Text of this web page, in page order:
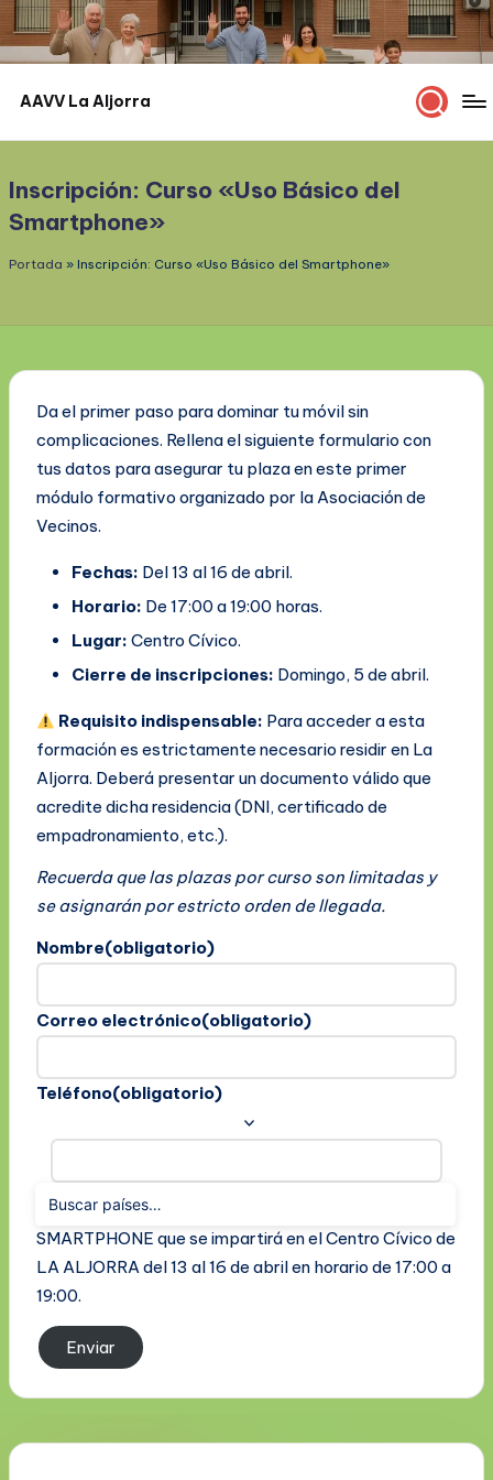
Saltar
contenido
AAVV La Aljorra
Aljorra
y
Inscripción: Curso «Uso Básico del
Smartphone»
Portada » Inscripción: Curso «Uso Básico del Smartphone»
Da el primer paso para dominar tu móvil sin
complicaciones. Rellena el siguiente formulario con
tus datos para asegurar tu plaza en este primer
módulo formativo organizado por la Asociación de
Vecinos.
Fechas: Del 13 al 16 de abril.
Horario: De 17:00 a 19:00 horas.
Lugar: Centro Cívico.
Cierre de inscripciones: Domingo, 5 de abril.
Requisito indispensable: Para acceder a esta
formación es estrictamente necesario residir en La
Aljorra. Deberá presentar un documento válido que
acredite dicha residencia (DNI, certificado de
empadronamiento, etc.).
Recuerda que las plazas por curso son limitadas y
se asignarán por estricto orden de llegada.
Nombre(obligatorio)
Correo electrónico(obligatorio)
Teléfono(obligatorio)
Solicito la inscripción al curso de USO BÁSICO DEL
SMARTPHONE que se impartirá en el Centro Cívico de
LA ALJORRA del 13 al 16 de abril en horario de 17:00 a
19:00.
Enviar